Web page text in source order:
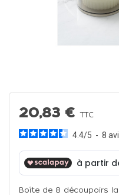
20,83 €TTC
4.4/5 - 8
Boîte de 8 découpoirs